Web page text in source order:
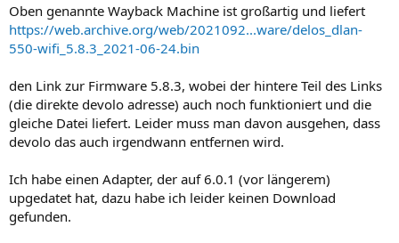
Oben genannte Wayback Machine ist großartig und liefert
https://web.archive.org/web/2021092...ware/delos_dlan-
550-wifi_5.8.3_2021-06-24.bin
den Link zur Firmware 5.8.3, wobei der hintere Teil des Links
(die direkte devolo adresse) auch noch funktioniert und die
gleiche Datei liefert. Leider muss man davon ausgehen, dass
devolo das auch irgendwann entfernen wird.
Ich habe einen Adapter, der auf 6.0.1 (vor längerem)
upgedatet hat, dazu habe ich leider keinen Download
gefunden.